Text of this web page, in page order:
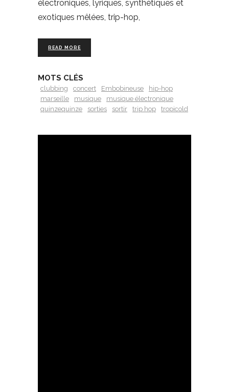
électroniques, lyriques, synthétiques et
exotiques mêlées, trip-hop,
READ MORE
MOTS CLÉS
clubbing concert Embobineuse
hip-hop
marseille
musique
musique électronique
quinzequinze
sorties sortir trip hop tropicold